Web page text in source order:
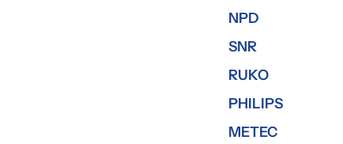
NPD
SNR
RUKO
PHILIPS
METEC